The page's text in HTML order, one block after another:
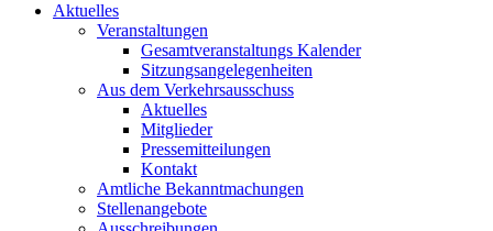
Aktuelles
Veranstaltungen
Gesamtveranstaltungs Kalender
Sitzungsangelegenheiten
Aus dem Verkehrsausschuss
Aktuelles
Mitglieder
Pressemitteilungen
Kontakt
Amtliche Bekanntmachungen
Stellenangebote